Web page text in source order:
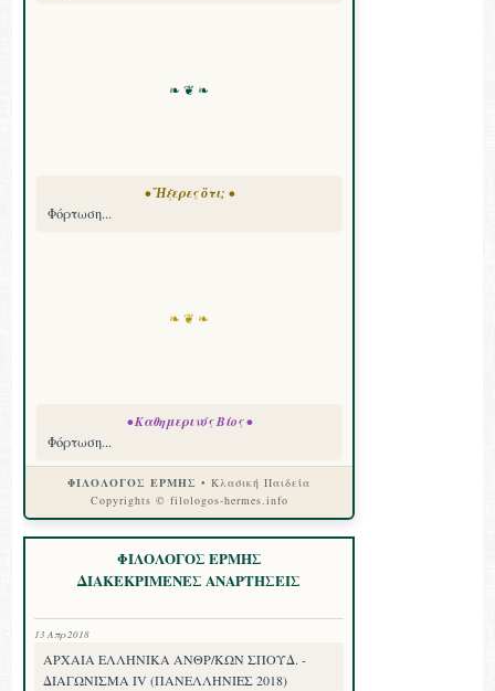
❧ ❦ ❧
• Ἤξερες ὅτι; •
Φόρτωση...
❧ ❦ ❧
• Καθημερινός Βίος •
Φόρτωση...
ΦΙΛΟΛΟΓΟΣ ΕΡΜΗΣ • Κλασική Παιδεία
Copyrights © filologos-hermes.info
ΦΙΛΟΛΟΓΟΣ ΕΡΜΗΣ
ΔΙΑΚΕΚΡΙΜΕΝΕΣ ΑΝΑΡΤΗΣΕΙΣ
13 Απρ 2018
ΑΡΧΑΙΑ ΕΛΛΗΝΙΚΑ ΑΝΘΡ/ΚΩΝ ΣΠΟΥΔ. -
ΔΙΑΓΩΝΙΣΜΑ IV (ΠΑΝΕΛΛΗΝΙΕΣ 2018)